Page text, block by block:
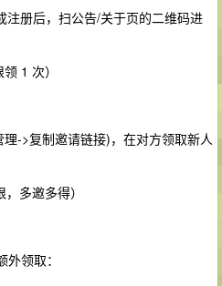
注册后，扫公告/关于页的二维码进
1 次）
->复制邀请链接)，在对方领取新人
多邀多得）
领取：